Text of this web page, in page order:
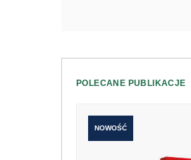
POLECANE PUBLIKACJE
NOWOŚĆ